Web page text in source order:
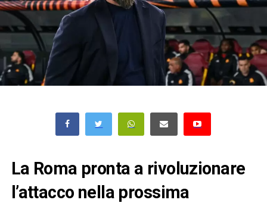
La Roma pronta a rivoluzionare
l’attacco nella prossima